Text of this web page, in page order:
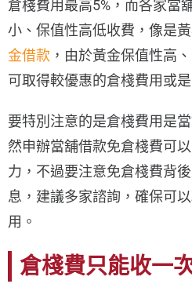
倉棧費用最高5%，而各家當
小、保值性高低收費，像是
金借款 ，由於黃金保值性高
可取得較優惠的倉棧費用或
要特別注意的是倉棧費用是
然申辦當舖借款免倉棧費可
力，不過要注意免倉棧費背
息，建議多家諮詢，確保可
用。
倉棧費只能收一